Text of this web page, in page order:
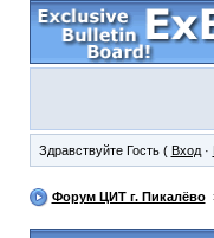
Здравствуйте Гость ( Вход·
Форум ЦИТ г. Пикалёво